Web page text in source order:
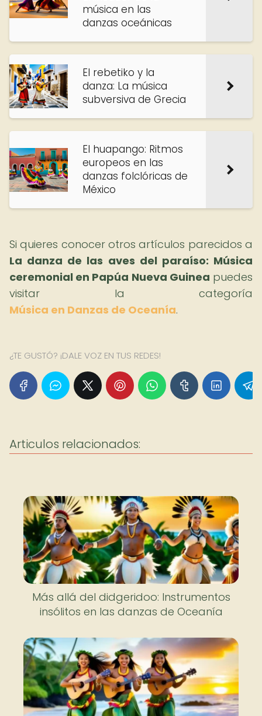
música en las
danzas oceánicas
El rebetiko y la
danza: La música
subversiva de Grecia
El huapango: Ritmos
europeos en las
danzas folclóricas de
México
Si quieres conocer otros artículos parecidos a
La danza de las aves del paraíso: Música
ceremonial en Papúa Nueva Guinea puedes
visitar la categoría
Música en Danzas de Oceanía.
¿TE GUSTÓ? ¡DALE VOZ EN TUS REDES!
Articulos relacionados:
Más allá del didgeridoo: Instrumentos
insólitos en las danzas de Oceanía